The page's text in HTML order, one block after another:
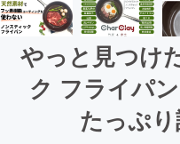
やっと見つけ
ク フライパ
たっぷり